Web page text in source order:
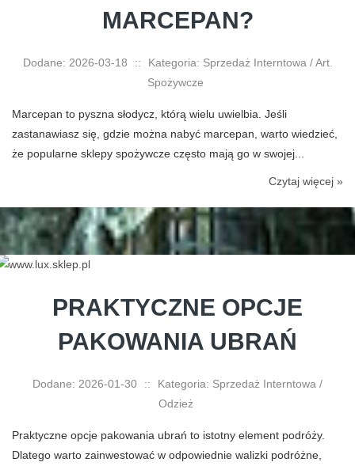
MARCEPAN?
Dodane: 2026-03-18 ::
Kategoria: Sprzedaż Interntowa / Art.
Spożywcze
Marcepan to pyszna słodycz, którą wielu uwielbia. Jeśli
zastanawiasz się, gdzie można nabyć marcepan, warto wiedzieć,
że popularne sklepy spożywcze często mają go w swojej...
Czytaj więcej »
PRAKTYCZNE OPCJE
PAKOWANIA UBRAŃ
Dodane: 2026-01-30 ::
Kategoria: Sprzedaż Interntowa /
Odzież
Praktyczne opcje pakowania ubrań to istotny element podróży.
Dlatego warto zainwestować w odpowiednie walizki podróżne,